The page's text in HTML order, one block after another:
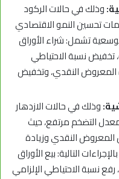
وذلك في حالات الركود
تحسين النمو الاقتصادي
تشمل: شراء الأوراق
تخفيض نسبة الاحتياطي
المعروض النقدي، وتخفيض
وذلك في حالات الازدهار
التضخم مرتفع، حيث
النقدي وزيادة
التالية: بيع الأوراق
نسبة الاحتياطي الإلزامي